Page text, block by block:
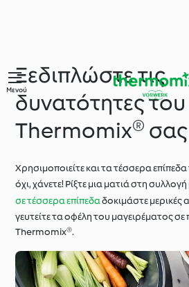
Μενού
Ξεδιπλώστε τις
δυνατότητες του
Thermomix® σας
Χρησιμοποιείτε και τα τέσσερα
όχι, χάνετε! Ρίξτε μια ματιά στη
σε τέσσερα επίπεδαδοκιμάστε μερικές
γευτείτε τα οφέλη του μαγειρέματος
Thermomix®.